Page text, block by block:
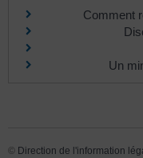
Comment
Un
© Direction de l'information